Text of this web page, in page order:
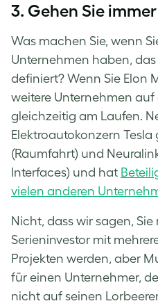
3. Gehen Sie
Was machen Sie, wenn
Unternehmen haben,
definiert? Wenn Sie Elon
weitere Unternehmen
gleichzeitig am Laufen.
Elektroautokonzern
(Raumfahrt) und
Interfaces) und hat
vielen anderen
Nicht, dass wir sagen, Sie
Serieninvestor mit
Projekten werden, aber
für einen Unternehmer,
nicht auf seinen